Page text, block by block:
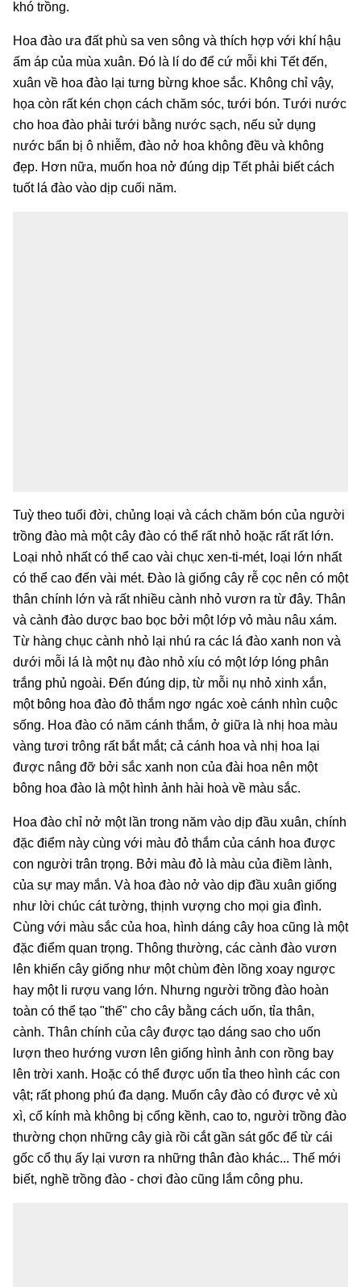
khó trồng.
Hoa đào ưa đất phù sa ven sông và thích hợp với khí hậu
ấm áp của mùa xuân. Đó là lí do để cứ mỗi khi Tết đến,
xuân về hoa đào lại tưng bừng khoe sắc. Không chỉ vậy,
họa còn rất kén chọn cách chăm sóc, tưới bón. Tưới nước
cho hoa đào phải tưới bằng nước sạch, nếu sử dụng
nước bẩn bị ô nhiễm, đào nở hoa không đều và không
đẹp. Hơn nữa, muốn hoa nở đúng dịp Tết phải biết cách
tuốt lá đào vào dịp cuối năm.
Tuỳ theo tuổi đời, chủng loại và cách chăm bón của người
trồng đào mà một cây đào có thể rất nhỏ hoặc rất rất lớn.
Loại nhỏ nhất có thể cao vài chục xen-ti-mét, loại lớn nhất
có thể cao đến vài mét. Đào là giống cây rễ cọc nên có một
thân chính lớn và rất nhiều cành nhỏ vươn ra từ đây. Thân
và cành đào dược bao bọc bởi một lớp vỏ màu nâu xám.
Từ hàng chục cành nhỏ lại nhú ra các lá đào xanh non và
dưới mỗi lá là một nụ đào nhỏ xíu có một lớp lóng phân
trắng phủ ngoài. Đến đúng dịp, từ mỗi nụ nhỏ xinh xắn,
một bông hoa đào đỏ thắm ngơ ngác xoè cánh nhìn cuộc
sống. Hoa đào có năm cánh thắm, ở giữa là nhị hoa màu
vàng tươi trông rất bắt mắt; cả cánh hoa và nhị hoa lại
được nâng đỡ bởi sắc xanh non của đài hoa nên một
bông hoa đào là một hình ảnh hài hoà về màu sắc.
Hoa đào chỉ nở một lần trong năm vào dịp đầu xuân, chính
đặc điểm này cùng với màu đỏ thắm của cánh hoa được
con người trân trọng. Bởi màu đỏ là màu của điềm lành,
của sự may mắn. Và hoa đào nở vào dịp đầu xuân giống
như lời chúc cát tường, thịnh vượng cho mọi gia đình.
Cùng với màu sắc của hoa, hình dáng cây hoa cũng là một
đặc điểm quan trọng. Thông thường, các cành đào vươn
lên khiến cây giống như một chùm đèn lồng xoay ngược
hay một li rượu vang lớn. Nhưng người trồng đào hoàn
toàn có thể tạo "thế" cho cây bằng cách uốn, tỉa thân,
cành. Thân chính của cây được tạo dáng sao cho uốn
lượn theo hướng vươn lên giống hình ảnh con rồng bay
lên trời xanh. Hoặc có thể được uốn tỉa theo hình các con
vật; rất phong phú đa dạng. Muốn cây đào có được vẻ xù
xì, cổ kính mà không bị cổng kềnh, cao to, người trồng đào
thường chọn những cây già rồi cắt gần sát gốc để từ cái
gốc cổ thụ ấy lại vươn ra những thân đào khác... Thế mới
biết, nghề trồng đào - chơi đào cũng lắm công phu.